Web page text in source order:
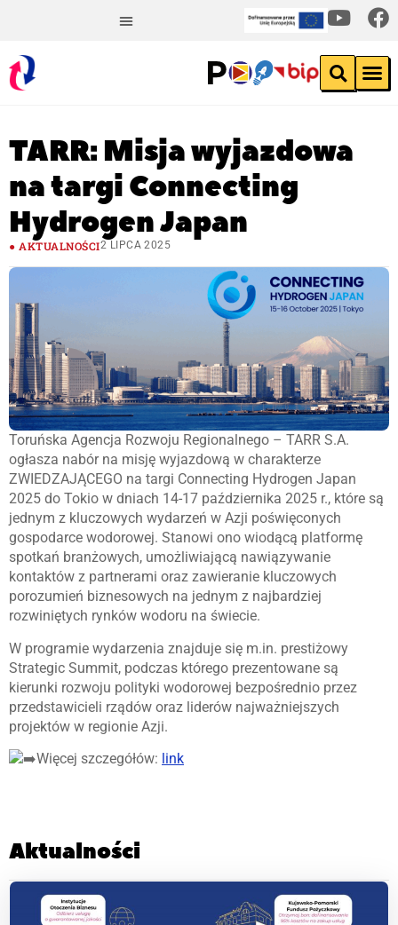
TARR: Misja wyjazdowa
na targi Connecting
Hydrogen Japan
AKTUALNOŚCI2 LIPCA 2025
Toruńska Agencja Rozwoju Regionalnego – TARR S.A.
ogłasza nabór na misję wyjazdową w charakterze
ZWIEDZAJĄCEGO na targi Connecting Hydrogen Japan
2025 do Tokio w dniach 14-17 października 2025 r., które są
jednym z kluczowych wydarzeń w Azji poświęconych
gospodarce wodorowej. Stanowi ono wiodącą platformę
spotkań branżowych, umożliwiającą nawiązywanie
kontaktów z partnerami oraz zawieranie kluczowych
porozumień biznesowych na jednym z najbardziej
rozwiniętych rynków wodoru na świecie.
W programie wydarzenia znajduje się m.in. prestiżowy
Strategic Summit, podczas którego prezentowane są
kierunki rozwoju polityki wodorowej bezpośrednio przez
przedstawicieli rządów oraz liderów najważniejszych
projektów w regionie Azji.
Więcej szczegółów: link
Aktualności